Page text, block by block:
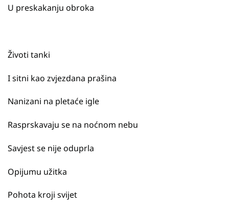
U preskakanju obroka
Životi tanki
I sitni kao zvjezdana prašina
Nanizani na pletaće igle
Rasprskavaju se na noćnom nebu
Savjest se nije oduprla
Opijumu užitka
Pohota kroji svijet